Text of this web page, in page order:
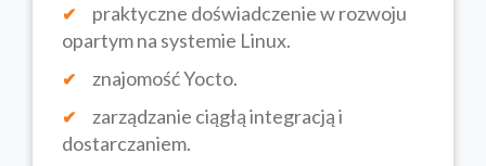
praktyczne doświadczenie w rozwoju
opartym na systemie Linux.
znajomość Yocto.
zarządzanie ciągłą integracją i
dostarczaniem.